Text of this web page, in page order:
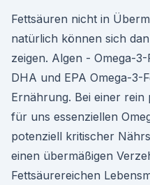
Fettsäuren nicht in
natürlich können sich
zeigen. Algen - Omega-
DHA und EPA Omega-3-
Ernährung. Bei einer
für uns essenziellen
potenziell kritischer
einen übermäßigen
Fettsäurereichen